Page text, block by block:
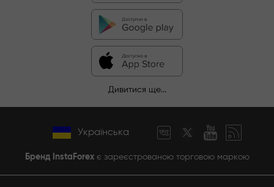
Дивитися ще...
Українська
Бренд InstaForexє зареєстрованою торговою маркою